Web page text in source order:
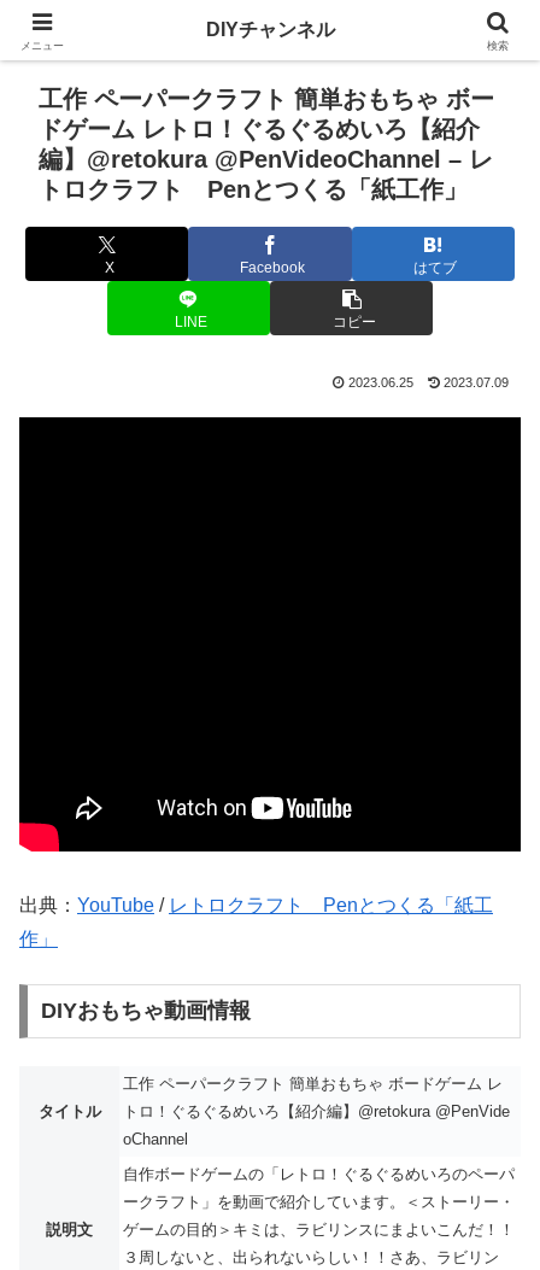
工作 ペーパークラフト 簡単おもちゃ ボー
ドゲーム レトロ！ぐるぐるめいろ【紹介
編】@retokura @PenVideoChannel – レ
トロクラフト Penとつくる「紙工作」
X Facebook はてブ
LINE コピー
2023.06.25 2023.07.09
出典： YouTube / レトロクラフト Penとつくる「紙工
作」
DIYおもちゃ動画情報
タイトル
工作 ペーパークラフト 簡単おもちゃ ボードゲーム レ
トロ！ぐるぐるめいろ【紹介編】@retokura @PenVide
oChannel
説明文
自作ボードゲームの「レトロ！ぐるぐるめいろのペーパ
ークラフト」を動画で紹介しています。＜ストーリー・
ゲームの目的＞キミは、ラビリンスにまよいこんだ！！
３周しないと、出られないらしい！！さあ、ラビリン
メニュー
DIYチャンネル
検索